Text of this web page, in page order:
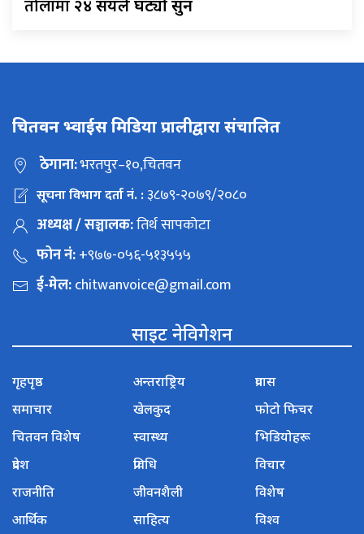
तोलामा २४ सयले घट्यो सुन
चितवन भ्वाईस मिडिया प्रालीद्वारा संचालित
ठेगाना:भरतपुर–१०,चितवन
सूचना विभाग दर्ता नं. :३८७९-२०७९/२०८०
अध्यक्ष / सञ्चालक:तिर्थ सापकोटा
फोन नं:+९७७-०५६-५१३५५५
ई-मेल:chitwanvoice@gmail.com
साइट नेविगेशन
गृहपृष्ठ
समाचार
चितवन विशेष
प्रदेश
राजनीति
आर्थिक
अन्तराष्ट्रिय
खेलकुद
स्वास्थ्य
प्रविधि
जीवनशैली
साहित्य
प्रवास
फोटो फिचर
भिडियोहरू
विचार
विशेष
विश्व